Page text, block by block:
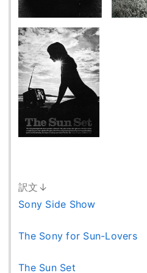
訳文↓
Sony Side Show
The Sony for Sun-Lovers
The Sun Set